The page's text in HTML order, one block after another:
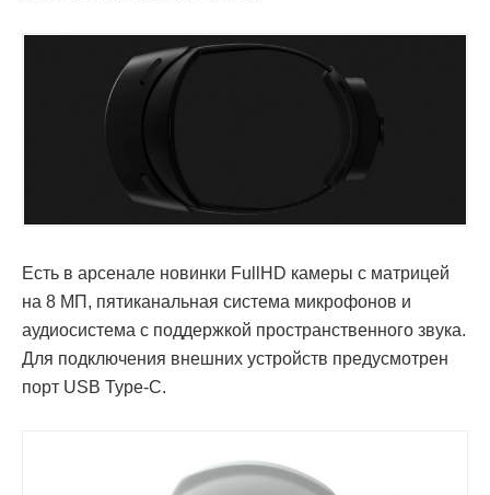
Есть в арсенале новинки FullHD камеры с матрицей
на 8 МП, пятиканальная система микрофонов и
аудиосистема с поддержкой пространственного звука.
Для подключения внешних устройств предусмотрен
порт USB Type-C.